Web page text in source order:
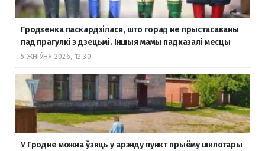
Гродзенка паскардзілася, што горад не прыстасаваны
пад прагулкі з дзецьмі. Іншыя мамы падказалі месцы
5 ЖНІЎНЯ 2026, 12:30
У Гродне можна ўзяць у арэнду пункт прыёму шклотары